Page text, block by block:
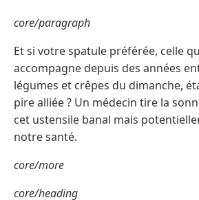
core/paragraph
Et si votre spatule préférée, celle
accompagne depuis des années
légumes et crêpes du dimanche,
pire alliée ? Un médecin tire la
cet ustensile banal mais
notre santé.
core/more
core/heading